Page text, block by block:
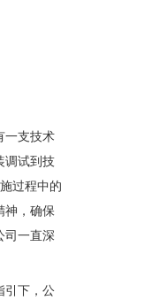
一支技术
调试到技
过程中的
神，确保
司一直深
引下，公